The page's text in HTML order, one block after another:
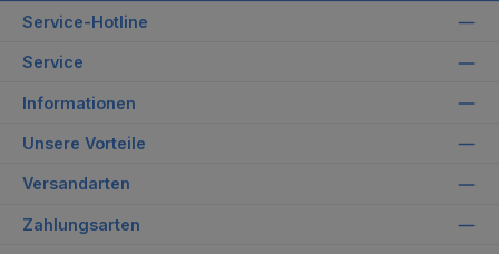
Service-Hotline
Service
Informationen
Unsere Vorteile
Versandarten
Zahlungsarten